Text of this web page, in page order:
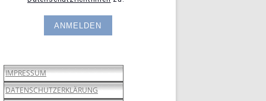
IMPRESSUM
DATENSCHUTZERKLÄRUNG